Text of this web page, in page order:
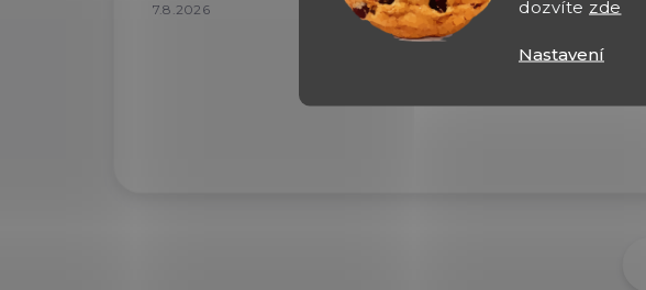
dozvíte zde
Nastavení
7.8.2026 7.8.2026
Velký výběr zboží, rychle